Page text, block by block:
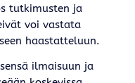
tutkimusten ja
voi vastata
haastatteluun.
ilmaisuun ja